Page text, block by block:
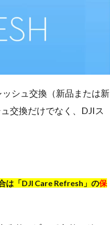
シュ交換（新品または新
交換だけでなく、DJIス
は「DJI Care Refresh」の保